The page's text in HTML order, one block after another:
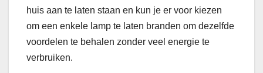
huis aan te laten staan en kun je er voor kiezen
om een enkele lamp te laten branden om dezelfde
voordelen te behalen zonder veel energie te
verbruiken.